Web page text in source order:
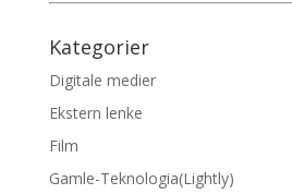
Kategorier
Digitale medier
Ekstern lenke
Film
Gamle-Teknologia(Lightly)